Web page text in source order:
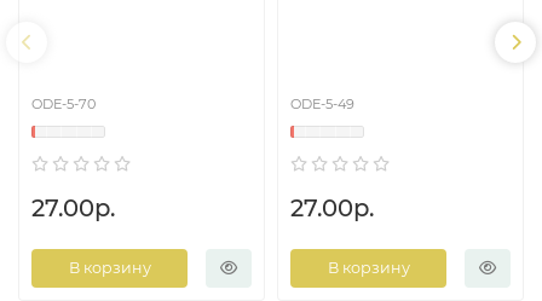
ODE-5-70
27.00р.
В корзину
ODE-5-49
27.00р.
В корзину